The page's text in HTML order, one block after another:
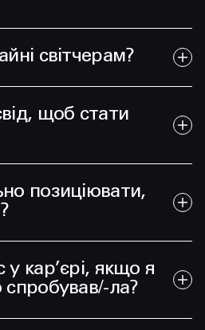
світчерам?
щоб стати
позиціювати,
кар’єрі, якщо я
спробував/-ла?